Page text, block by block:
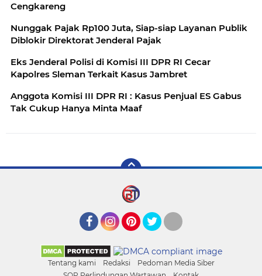
Cengkareng
Nunggak Pajak Rp100 Juta, Siap-siap Layanan Publik
Diblokir Direktorat Jenderal Pajak
Eks Jenderal Polisi di Komisi III DPR RI Cecar
Kapolres Sleman Terkait Kasus Jambret
Anggota Komisi III DPR RI : Kasus Penjual ES Gabus
Tak Cukup Hanya Minta Maaf
Tentang kami Redaksi
Pedoman Media Siber